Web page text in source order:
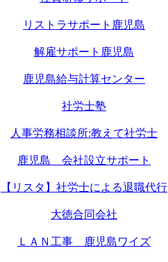
リストラサポート鹿児島
解雇サポート鹿児島
鹿児島給与計算センター
社労士塾
人事労務相談所:教えて社労士
鹿児島 会社設立サポート
【リスタ】社労士による退職代行
大徳合同会社
ＬＡＮ工事 鹿児島ワイズ